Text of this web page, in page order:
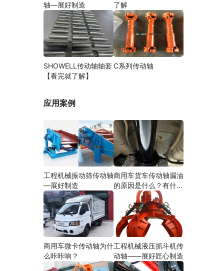
轴—展好制造
了解
SHOWELL传动轴轴套
【看完就了解】
C系列传动轴
应用案例
工程机械振动筛传动轴
—展好制造
商用车货车传动轴漏油
的原因是什么？有什么
商用车微卡传动轴为什
么咔咔响？
工程机械液压抓斗机传
动轴——展好匠心制造